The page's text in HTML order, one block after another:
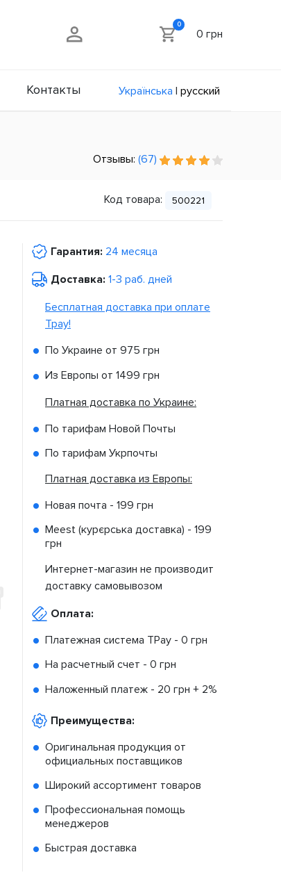
0
0 грн
Контакты Українська | русский
Отзывы: (67)
Код товара: 500221
Гарантия: 24 месяца
Доставка: 1-3 раб. дней
Бесплатная доставка при оплате
Tpay!
По Украине от 975 грн
Из Европы от 1499 грн
Платная доставка по Украине:
По тарифам Новой Почты
По тарифам Укрпочты
Платная доставка из Европы:
Новая почта - 199 грн
Meest (курєрська доставка) - 199
грн
Интернет-магазин не производит
доставку самовывозом
Оплата:
Платежная система TPay - 0 грн
На расчетный счет - 0 грн
Наложенный платеж - 20 грн + 2%
Преимущества:
Оригинальная продукция от
официальных поставщиков
Широкий ассортимент товаров
Профессиональная помощь
менеджеров
Быстрая доставка